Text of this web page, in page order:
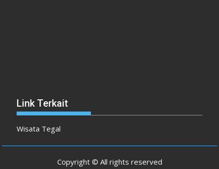
Link Terkait
Wisata Tegal
Copyright © All rights reserved